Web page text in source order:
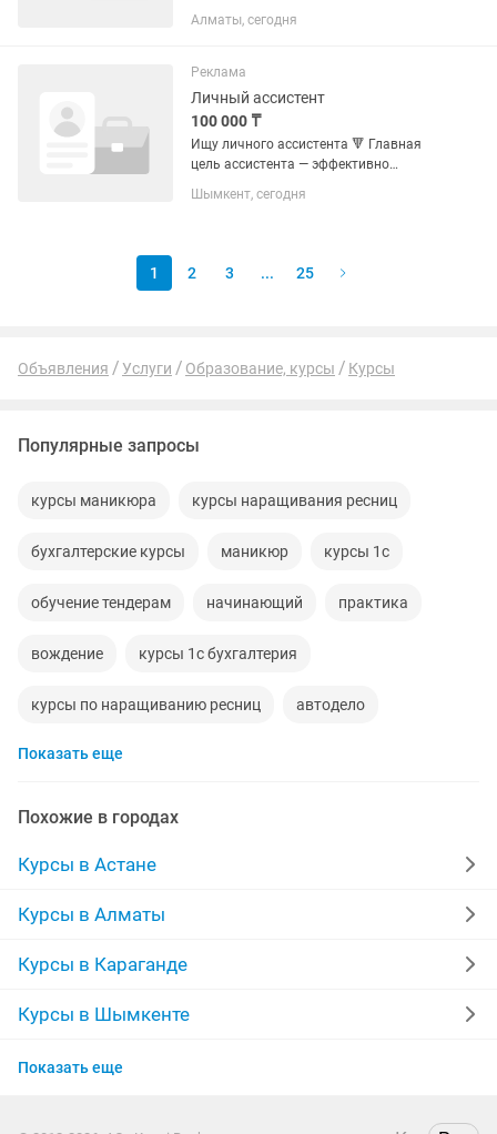
менеджера по продажам. Требования: •
Обязателен опыт продаж
Опыт работы в продажах от 1 года. •...
Алматы, сегодня
Реклама
Личный ассистент
100 000 ₸
Ищу личного ассистента 🔻 Главная
цель ассистента — эффективно
решение ряда задач по бизнесу 📝 🔻
Шымкент, сегодня
1 2 3 ... 25
Объявления Услуги Образование, курсы Курсы
Популярные запросы
курсы маникюра курсы наращивания ресниц
бухгалтерские курсы маникюр курсы 1с
обучение тендерам начинающий практика
вождение курсы 1с бухгалтерия
курсы по наращиванию ресниц автодело
работа договорная
бухгалтер по налогам
ресницы курсы
аттестация бухгалтерия для
со 7 для начинающих
маникюр гель покрытие
Показать еще
Похожие в городах
Курсы в Астане
Курсы в Алматы
Курсы в Караганде
Курсы в Шымкенте
Курсы в Усть-Каменогорске
Показать еще